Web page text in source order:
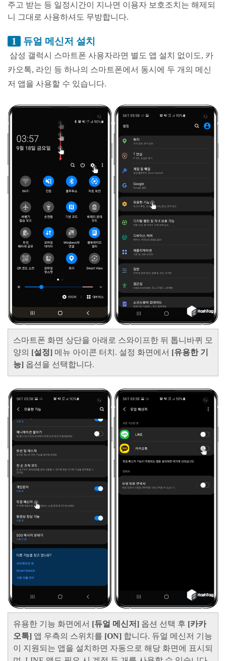
주고 받는 등 일정시간이 지나면 이용자 보호조치는 해제되
니 그대로 사용하셔도 무방합니다.
1 듀얼 메신저 설치
삼성 갤럭시 스마트폰 사용자라면 별도 앱 설치 없이도, 카
카오톡, 라인 등 하나의 스마트폰에서 동시에 두 개의 메신
저 앱을 사용할 수 있습니다.
스마트폰 화면 상단을 아래로 스와이프한 뒤 톱니바퀴 모
양의 [설정] 메뉴 아이콘 터치. 설정 화면에서 [유용한 기
능] 옵션을 선택합니다.
유용한 기능 화면에서 [듀얼 메신저] 옵션 선택 후 [카카
오톡] 앱 우측의 스위치를 [ON] 합니다. 듀얼 메신저 기능
이 지원되는 앱을 설치하면 자동으로 해당 화면에 표시되